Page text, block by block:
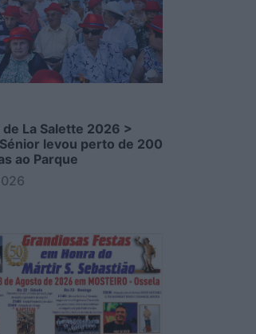
de La Salette 2026 >
levou perto de 200
ao Parque